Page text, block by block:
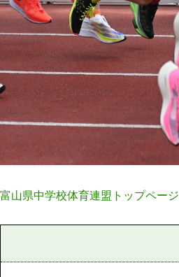
富山県中学校体育連盟トップページ